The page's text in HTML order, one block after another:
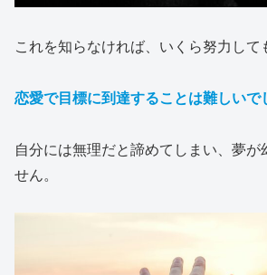
これを知らなければ、いくら努力して
恋愛で目標に到達することは難しいで
自分には無理だと諦めてしまい、夢が
せん。